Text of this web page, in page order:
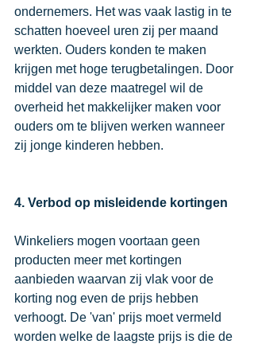
ondernemers. Het was vaak lastig in te
schatten hoeveel uren zij per maand
werkten. Ouders konden te maken
krijgen met hoge terugbetalingen. Door
middel van deze maatregel wil de
overheid het makkelijker maken voor
ouders om te blijven werken wanneer
zij jonge kinderen hebben.
4. Verbod op misleidende kortingen
Winkeliers mogen voortaan geen
producten meer met kortingen
aanbieden waarvan zij vlak voor de
korting nog even de prijs hebben
verhoogt. De 'van' prijs moet vermeld
worden welke de laagste prijs is die de